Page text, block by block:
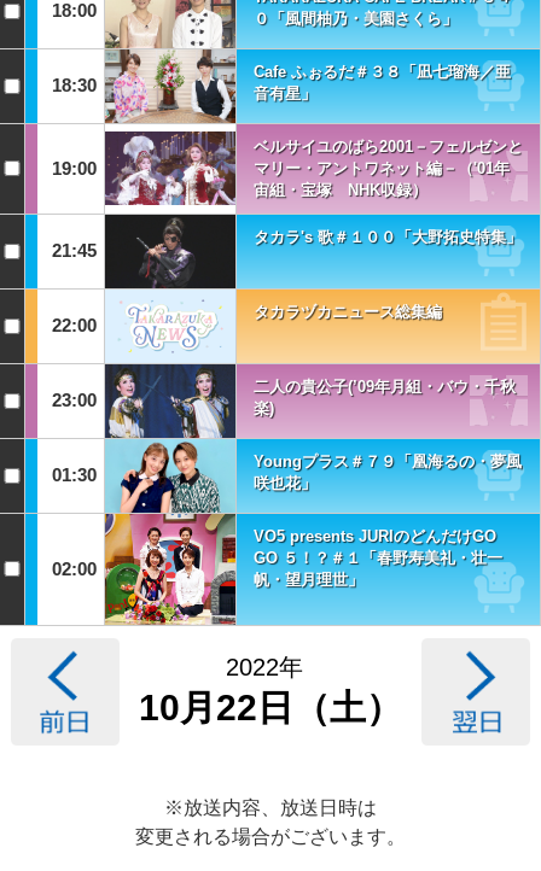
18:00
０「風間柚乃・美園さくら」
18:30
Cafe ふぉるだ＃３８「凪七瑠海／亜
音有星」
19:00
ベルサイユのばら2001－フェルゼンと
マリー・アントワネット編－（'01年
宙組・宝塚 NHK収録）
21:45
タカラ's 歌＃１００「大野拓史特集」
22:00
タカラヅカニュース総集編
23:00
二人の貴公子(’09年月組・バウ・千秋
楽)
01:30
Youngプラス＃７９「凰海るの・夢風
咲也花」
02:00
VO5 presents JURIのどんだけGO
GO ５！？＃１「春野寿美礼・壮一
帆・望月理世」
2022年
10月22日（土）
※放送内容、放送日時は
変更される場合がございます。